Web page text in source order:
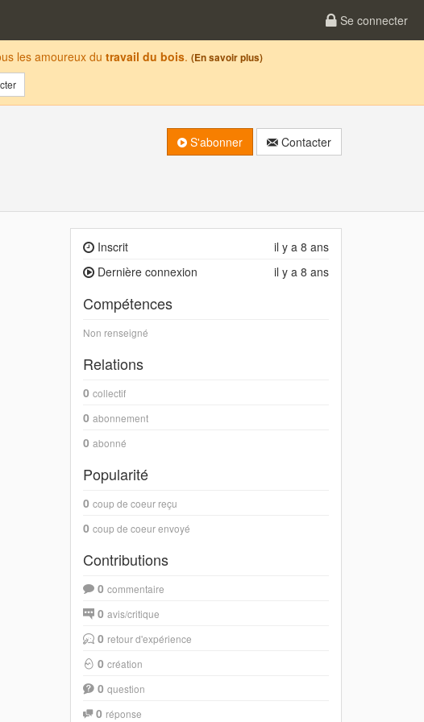
Se connecter
les amoureux du travail du bois. (En savoir plus)
S'abonner Contacter
il y a 8 ans
Inscrit
il y a 8 ans
Dernière connexion
Compétences
Non renseigné
Relations
0 collectif
0 abonnement
0 abonné
Popularité
0 coup de coeur reçu
0 coup de coeur envoyé
Contributions
0 commentaire
0 avis/critique
0 retour d'expérience
0 création
0 question
0 réponse